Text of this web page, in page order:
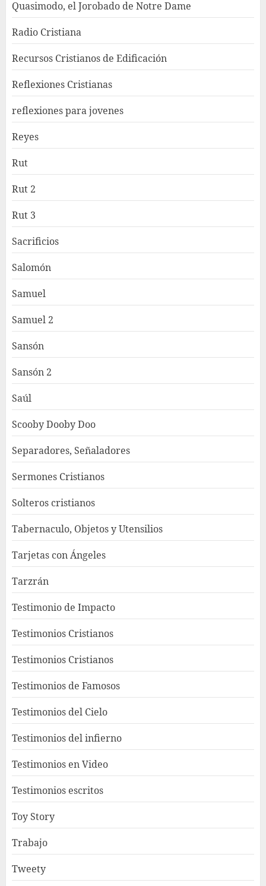
Quasimodo, el Jorobado de Notre Dame
Radio Cristiana
Recursos Cristianos de Edificación
Reflexiones Cristianas
reflexiones para jovenes
Reyes
Rut
Rut 2
Rut 3
Sacrificios
Salomón
Samuel
Samuel 2
Sansón
Sansón 2
Saúl
Scooby Dooby Doo
Separadores, Señaladores
Sermones Cristianos
Solteros cristianos
Tabernaculo, Objetos y Utensilios
Tarjetas con Ángeles
Tarzrán
Testimonio de Impacto
Testimonios Cristianos
Testimonios Cristianos
Testimonios de Famosos
Testimonios del Cielo
Testimonios del infierno
Testimonios en Video
Testimonios escritos
Toy Story
Trabajo
Tweety